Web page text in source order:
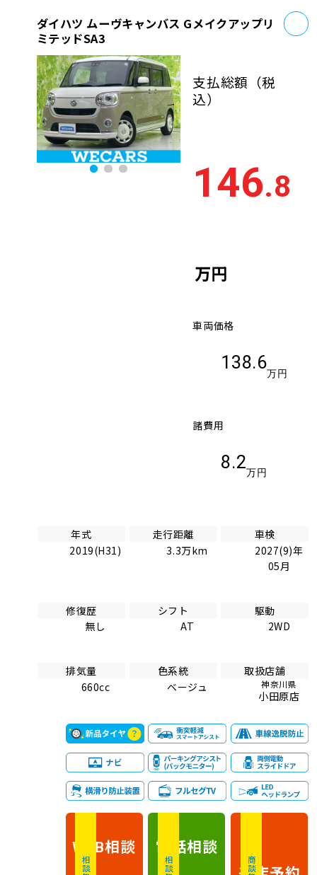
ダイハツ ムーヴキャンバス Gメイクアップリ
ミテッドSA3
支払総額 （税
込）
146.8
万円
車両価格
138.6
万円
諸費用
8.2
万円
年式
2019(H31)
走行距離
3.3万km
車検
2027(9)年
05月
修復歴
無し
シフト
AT
駆動
2WD
排気量
660cc
色系統
ベージュ
取扱店舗
神奈川県
小田原店
WEB相談 電話相談